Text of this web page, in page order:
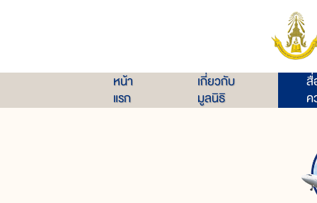
หน้า
แรก
เกี่ยวกับ
มูลนิธิ
สื่
ค